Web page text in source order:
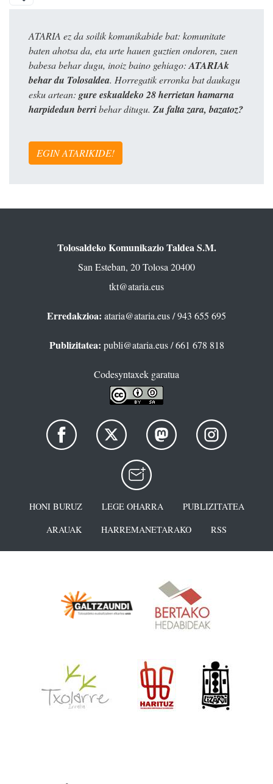
ATARIA ez da soilik komunikabide bat: komunitate
baten ahotsa da, eta urte hauen guztien ondoren, zuen
babesa behar dugu, inoiz baino gehiago: ATARIAk
behar du Tolosaldea. Horregatik erronka bat daukagu
esku artean: gure eskualdeko 28 herrietan hamarna
harpidedun berribehar ditugu. Zu falta zara, bazatoz?
EGIN ATARIKIDE!
Tolosaldeko Komunikazio Taldea S.M.
San Esteban, 20 Tolosa 20400
tkt@ataria.eus
Erredakzioa: ataria@ataria.eus/ 943 655 695
Publizitatea: publi@ataria.eus/ 661 678 818
Codesyntaxek garatua
HONI BURUZ LEGE OHARRA
PUBLIZITATEA
ARAUAK
HARREMANETARAKO RSS